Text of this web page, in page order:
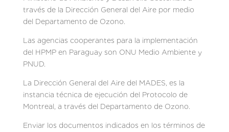
través de la Dirección General del Aire por medio
del Departamento de Ozono.
Las agencias cooperantes para la implementación
del HPMP en Paraguay son ONU Medio Ambiente y
PNUD.
La Dirección General del Aire del MADES, es la
instancia técnica de ejecución del Protocolo de
Montreal, a través del Departamento de Ozono.
Enviar los documentos indicados en los términos de